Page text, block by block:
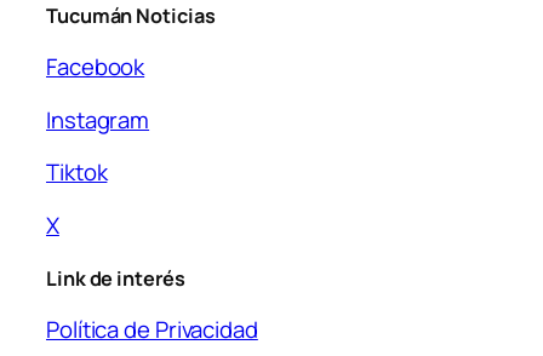
Tucumán Noticias
Facebook
Instagram
Tiktok
X
Link de interés
Política de Privacidad